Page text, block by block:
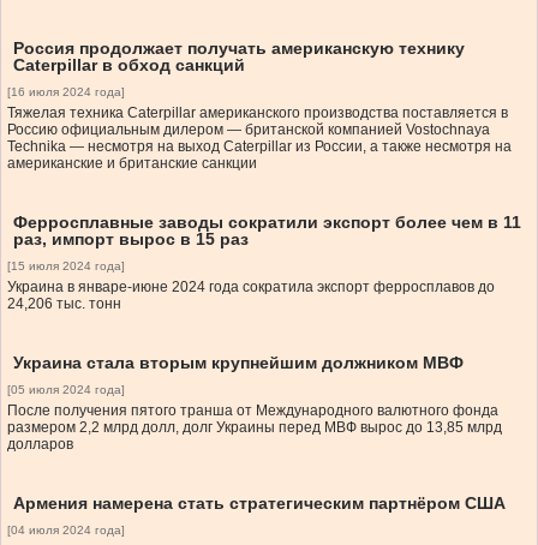
Россия продолжает получать американскую технику
Caterpillar в обход санкций
[16 июля 2024 года]
Тяжелая техника Caterpillar американского производства поставляется в
Россию официальным дилером — британской компанией Vostochnaya
Technika — несмотря на выход Caterpillar из России, а также несмотря на
американские и британские санкции
Ферросплавные заводы сократили экспорт более чем в 11
раз, импорт вырос в 15 раз
[15 июля 2024 года]
Украина в январе-июне 2024 года сократила экспорт ферросплавов до
24,206 тыс. тонн
Украина стала вторым крупнейшим должником МВФ
[05 июля 2024 года]
После получения пятого транша от Международного валютного фонда
размером 2,2 млрд долл, долг Украины перед МВФ вырос до 13,85 млрд
долларов
Армения намерена стать стратегическим партнёром США
[04 июля 2024 года]